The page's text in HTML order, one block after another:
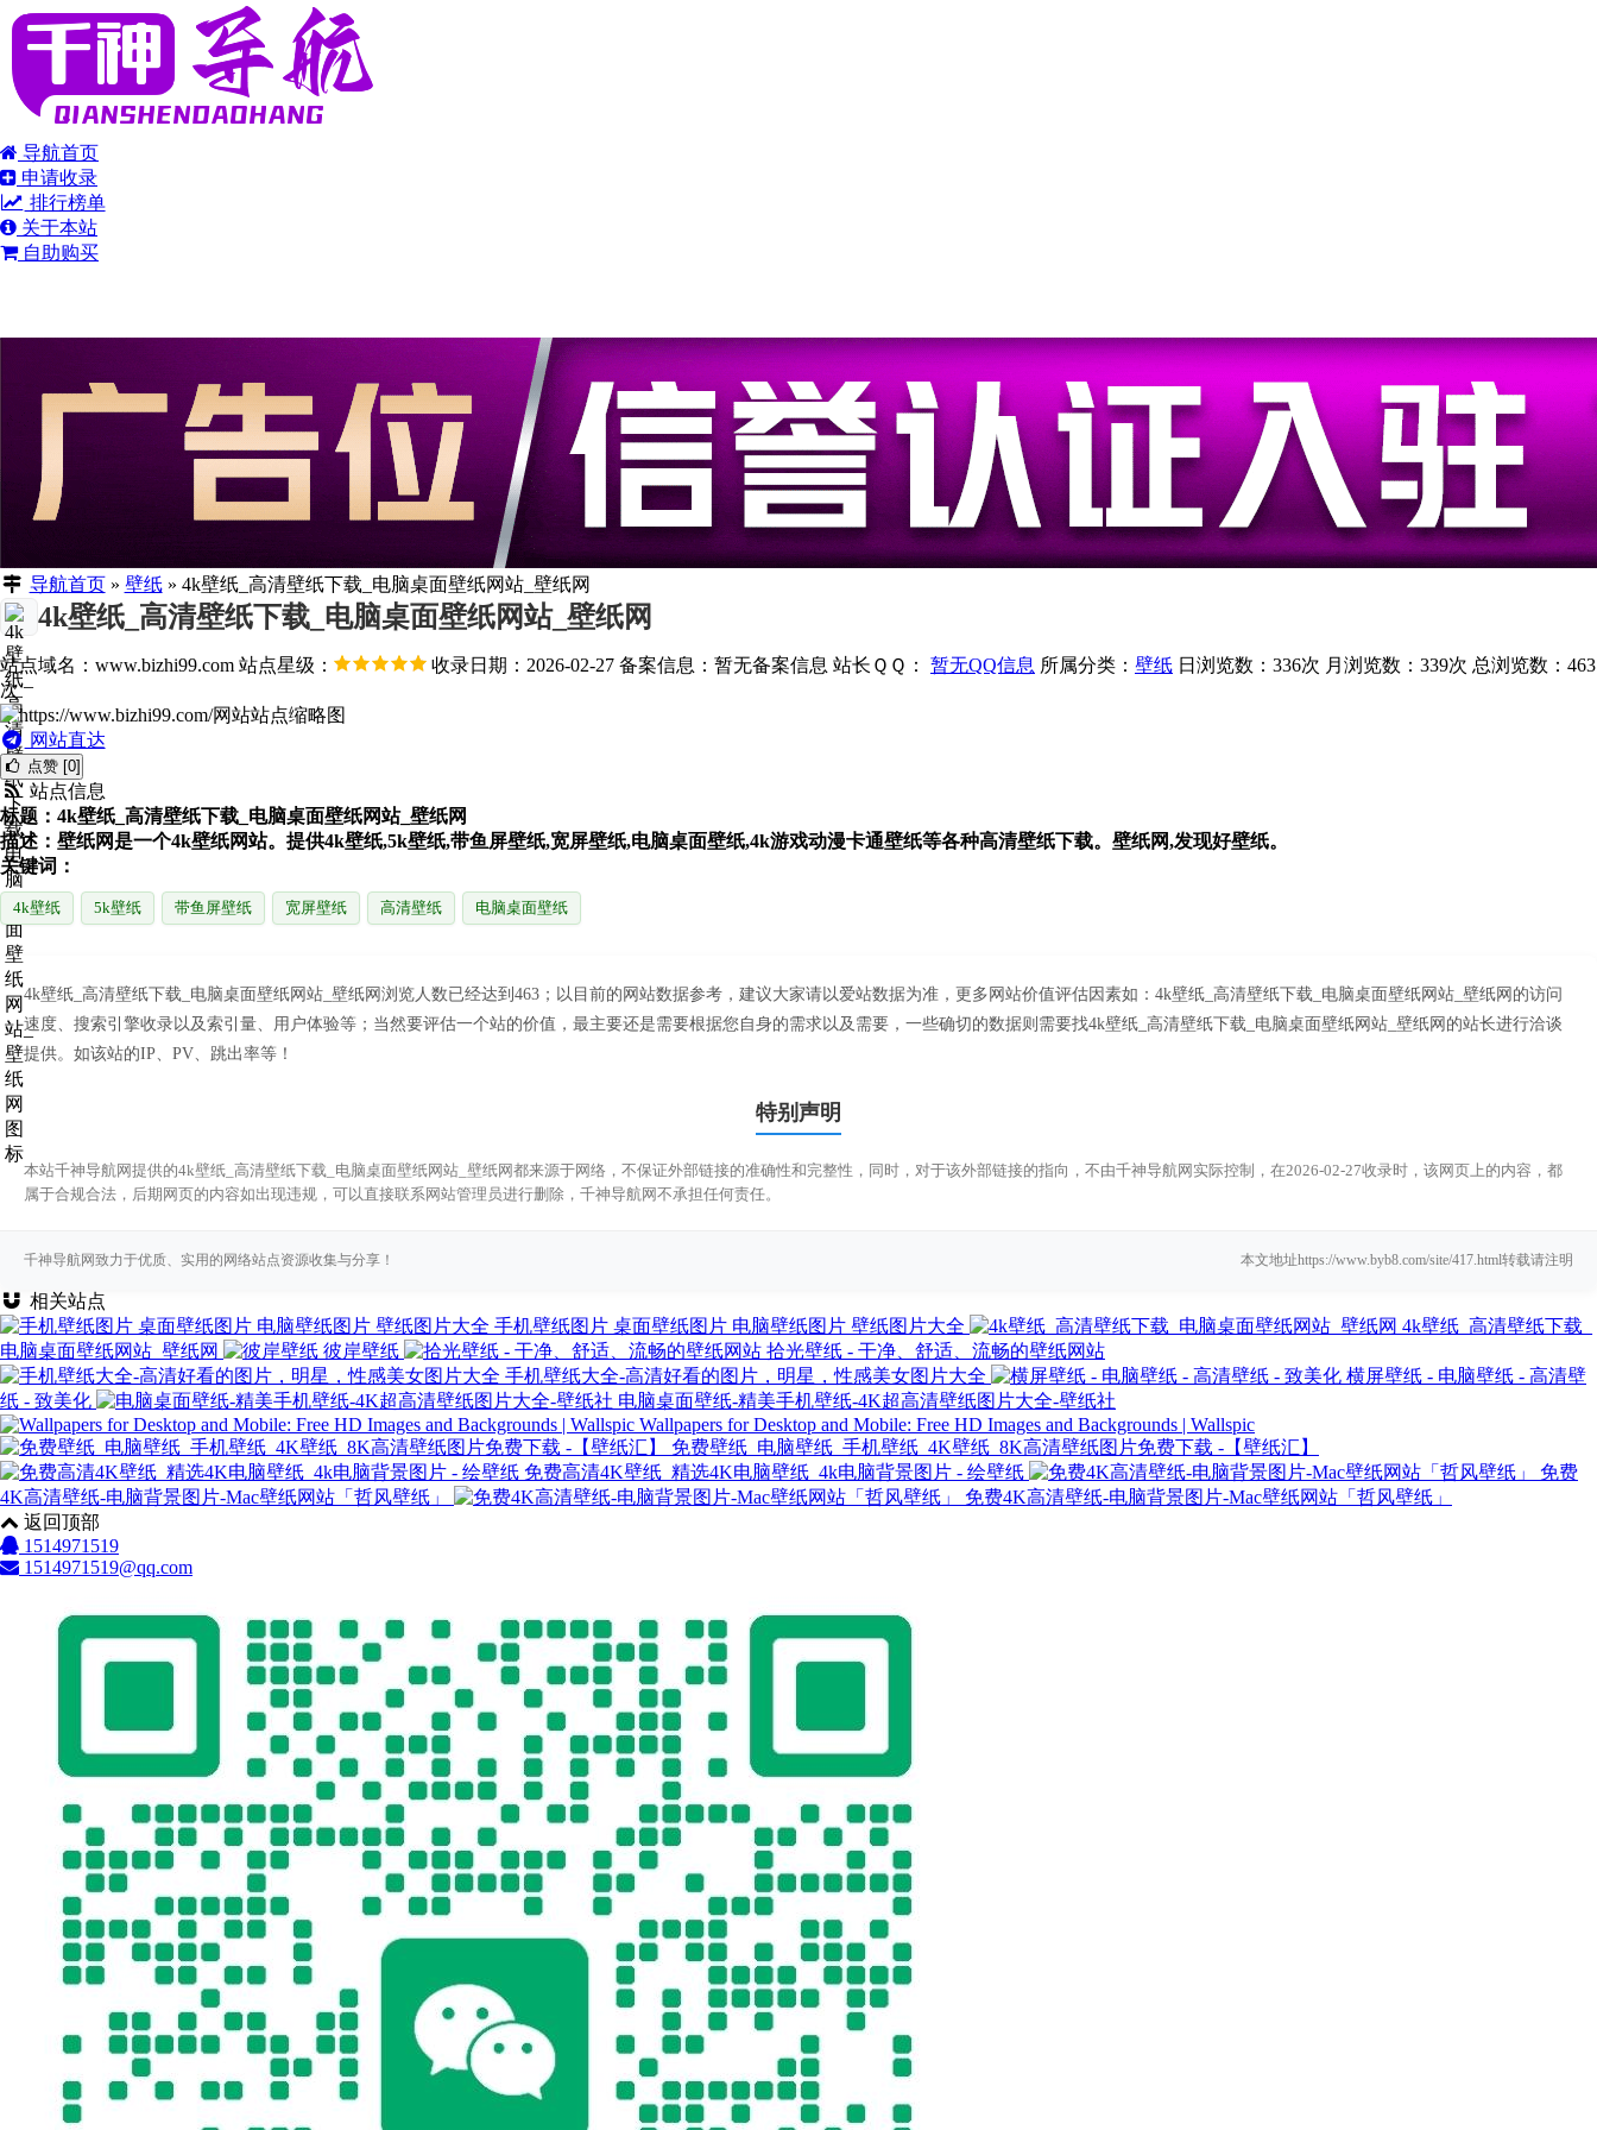
导航首页
申请收录
排行榜单
关于本站
自助购买
导航首页» 壁纸» 4k壁纸_高清壁纸下载_电脑桌面壁纸网站_壁纸网
4k壁纸_高清壁纸下载_电脑桌面壁纸网站_壁纸网
站点域名：www.bizhi99.com 站点星级： 收录日期：2026-02-27 备案信息： 暂无备案信息 站长ＱＱ： 暂无QQ信息 所属分类： 壁纸 日浏览数：336次 月浏览数：339次 总浏览数：463
次
网站直达
点赞 [0]
站点信息
标题：4k壁纸_高清壁纸下载_电脑桌面壁纸网站_壁纸网
描述：壁纸网是一个4k壁纸网站。提供4k壁纸,5k壁纸,带鱼屏壁纸,宽屏壁纸,电脑桌面壁纸,4k游戏动漫卡通壁纸等各种高清壁纸下载。壁纸网,发现好壁纸。
关键词：
4k壁纸 5k壁纸 带鱼屏壁纸 宽屏壁纸 高清壁纸 电脑桌面壁纸
4k壁纸_高清壁纸下载_电脑桌面壁纸网站_壁纸网浏览人数已经达到463；以目前的网站数据参考，建议大家请以爱站数据为准，更多网站价值评估因素如：4k壁纸_高清壁纸下载_电脑桌面壁纸网站_壁纸网的访问
速度、搜索引擎收录以及索引量、用户体验等；当然要评估一个站的价值，最主要还是需要根据您自身的需求以及需要，一些确切的数据则需要找4k壁纸_高清壁纸下载_电脑桌面壁纸网站_壁纸网的站长进行洽谈
提供。如该站的IP、PV、跳出率等！
特别声明
本站千神导航网提供的4k壁纸_高清壁纸下载_电脑桌面壁纸网站_壁纸网都来源于网络，不保证外部链接的准确性和完整性，同时，对于该外部链接的指向，不由千神导航网实际控制，在2026-02-27收录时，该网页上的内容，都
属于合规合法，后期网页的内容如出现违规，可以直接联系网站管理员进行删除，千神导航网不承担任何责任。
千神导航网致力于优质、实用的网络站点资源收集与分享！ 本文地址https://www.byb8.com/site/417.html转载请注明
相关站点
手机壁纸图片 桌面壁纸图片 电脑壁纸图片 壁纸图片大全
4k壁纸_高清壁纸下载_
电脑桌面壁纸网站_壁纸网
彼岸壁纸
拾光壁纸 - 干净、舒适、流畅的壁纸网站
手机壁纸大全-高清好看的图片，明星，性感美女图片大全
横屏壁纸 - 电脑壁纸 - 高清壁
纸 - 致美化
电脑桌面壁纸-精美手机壁纸-4K超高清壁纸图片大全-壁纸社
Wallpapers for Desktop and Mobile: Free HD Images and Backgrounds | Wallspic
免费壁纸_电脑壁纸_手机壁纸_4K壁纸_8K高清壁纸图片免费下载 -【壁纸汇】
免费高清4K壁纸_精选4K电脑壁纸_4k电脑背景图片 - 绘壁纸
免费
4K高清壁纸-电脑背景图片-Mac壁纸网站「哲风壁纸」
免费4K高清壁纸-电脑背景图片-Mac壁纸网站「哲风壁纸」
返回顶部
1514971519
1514971519@qq.com